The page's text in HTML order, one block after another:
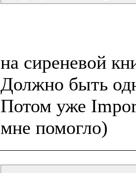
на сиреневой
Должно быть
Потом уже